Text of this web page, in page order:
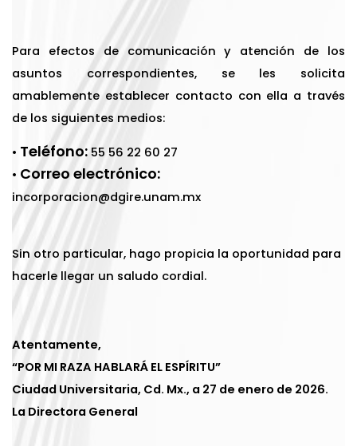
Para efectos de comunicación y atención de los
asuntos correspondientes, se les solicita
amablemente establecer contacto con ella a través
de los siguientes medios:
• Teléfono: 55 56 22 60 27
• Correo electrónico:
incorporacion@dgire.unam.mx
Sin otro particular, hago propicia la oportunidad para
hacerle llegar un saludo cordial.
Atentamente,
“POR MI RAZA HABLARÁ EL ESPÍRITU”
Ciudad Universitaria, Cd. Mx., a 27 de enero de 2026.
La Directora General